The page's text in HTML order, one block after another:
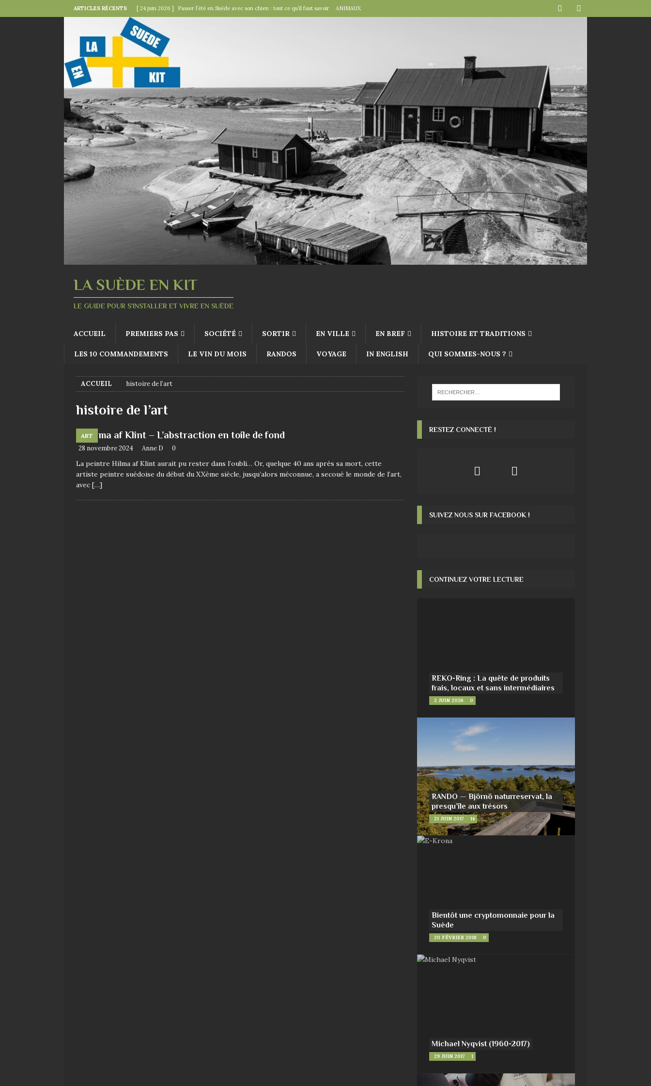
ARTICLES RÉCENTS [ 24 juin 2026 ] Passer l’été en Suède avec son chien : tout ce qu’il faut savoir ANIMAUX
[ 22 juin 2026 ]
[ 18 juin 2026 ]
[ 15 juin 2026 ]
SUÉDOISES
[ 6 juin 2026 ] Le rire s’invite à table : « Venez donc dîner ce soir ! » EN VILLE
LA SUÈDE EN KIT
LE GUIDE POUR S'INSTALLER ET VIVRE EN SUÈDE
ACCUEIL PREMIERS PAS SOCIÉTÉ SORTIR EN VILLE EN BREF HISTOIRE ET TRADITIONS
LES 10 COMMANDEMENTS LE VIN DU MOIS RANDOS VOYAGE IN ENGLISH QUI SOMMES-NOUS ?
ACCUEIL histoire de l’art
histoire de l’art
ART
Hilma af Klint – L’abstraction en toile de fond
28 novembre 2024 Anne D 0
La peintre Hilma af Klint aurait pu rester dans l’oubli… Or, quelque 40 ans après sa mort, cette
artiste peintre suédoise du début du XXème siècle, jusqu’alors méconnue, a secoué le monde de l’art,
avec […]
RESTEZ CONNECTÉ !
SUIVEZ NOUS SUR FACEBOOK !
CONTINUEZ VOTRE LECTURE
REKO-Ring : La quête de produits
frais, locaux et sans intermédiaires
2 JUIN 2026 0
RANDO — Björnö naturreservat, la
presqu’île aux trésors
21 JUIN 2017 14
Bientôt une cryptomonnaie pour la
Suède
20 FÉVRIER 2018 0
Michael Nyqvist (1960-2017)
29 JUIN 2017 1